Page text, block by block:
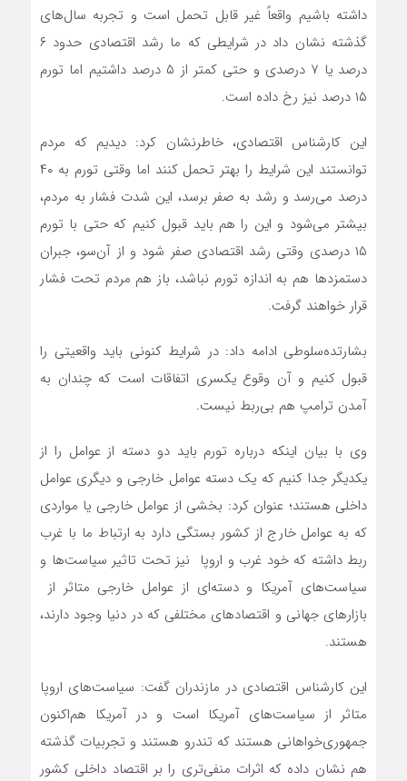
داشته باشیم واقعاً غیر قابل تحمل است و تجربه سال‌های
گذشته نشان داد در شرایطی که ما رشد اقتصادی حدود ۶
درصد یا ۷ درصدی و حتی کمتر از ۵ درصد داشتیم اما تورم
۱۵ درصد نیز رخ داده است.
این کارشناس اقتصادی، خاطرنشان کرد: دیدیم که مردم
توانستند این شرایط را بهتر تحمل کنند اما وقتی تورم به ۴۰
درصد می‌رسد و رشد به صفر برسد، این شدت فشار به مردم،
بیشتر می‌شود و این را هم باید قبول کنیم که حتی با تورم
۱۵ درصدی وقتی رشد اقتصادی صفر شود و از آن‌سو، جبران
دستمزدها هم به اندازه تورم نباشد، باز هم مردم تحت فشار
قرار خواهند گرفت.
بشارتده‌سلوطی ادامه داد: در شرایط کنونی باید واقعیتی را
قبول کنیم و آن وقوع یکسری اتفاقات است که چندان به
آمدن ترامپ هم بی‌ربط نیست.
وی با بیان اینکه درباره تورم باید دو دسته از عوامل را از
یکدیگر جدا کنیم که یک دسته عوامل خارجی و دیگری عوامل
داخلی هستند؛ عنوان کرد: بخشی از عوامل خارجی یا مواردی
که به عوامل خارج از کشور بستگی دارد به ارتباط ما با غرب
ربط داشته که خود غرب و اروپا نیز تحت تاثیر سیاست‌ها و
سیاست‌های آمریکا و دسته‌ای از عوامل خارجی متاثر از
بازارهای جهانی و اقتصادهای مختلفی که در دنیا وجود دارند،
هستند.
این کارشناس اقتصادی در مازندران گفت: سیاست‌های اروپا
متاثر از سیاست‌های آمریکا است و در آمریکا هم‌اکنون
جمهوری‌خواهانی هستند که تندرو هستند و تجربیات گذشته
هم نشان داده که اثرات منفی‌تری را بر اقتصاد داخلی کشور